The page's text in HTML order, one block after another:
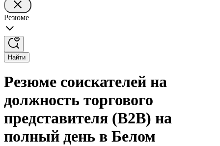
Резюме
Найти
Резюме соискателей на
должность торгового
представителя (B2B) на
полный день в Белом